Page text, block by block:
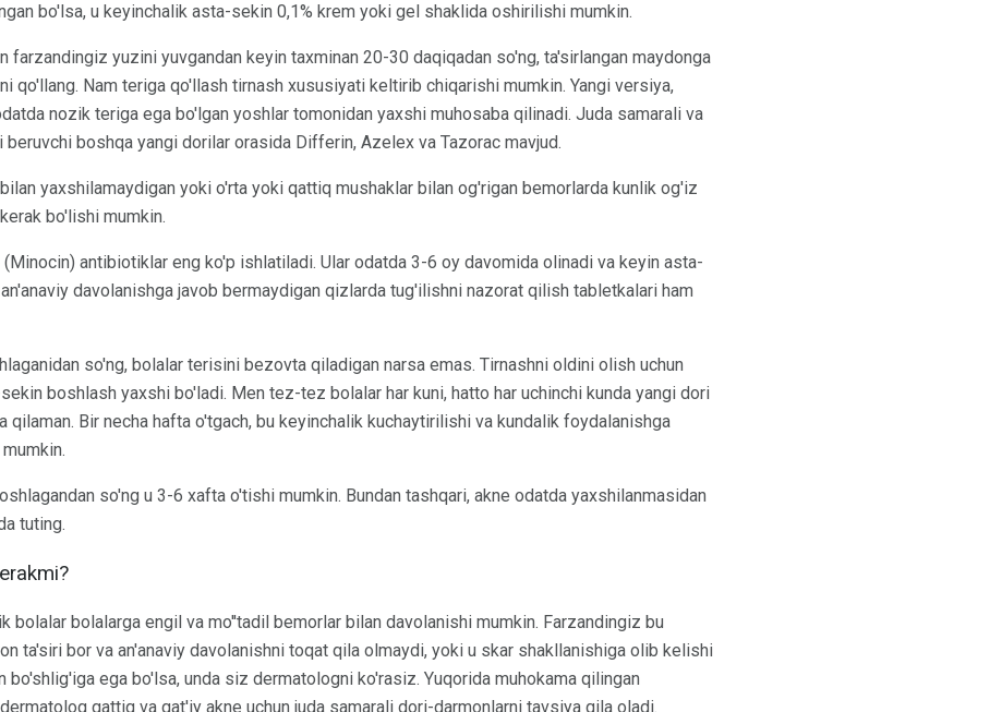
bo'lsa, u keyinchalik asta-sekin 0,1% krem ​​yoki gel shaklida oshirilishi mumkin.
farzandingiz yuzini yuvgandan keyin taxminan 20-30 daqiqadan so'ng, ta'sirlangan maydonga
qo'llang. Nam teriga qo'llash tirnash xususiyati keltirib chiqarishi mumkin. Yangi versiya,
nozik teriga ega bo'lgan yoshlar tomonidan yaxshi muhosaba qilinadi. Juda samarali va
boshqa yangi dorilar orasida Differin, Azelex va Tazorac mavjud.
yaxshilamaydigan yoki o'rta yoki qattiq mushaklar bilan og'rigan bemorlarda kunlik og'iz
bo'lishi mumkin.
antibiotiklar eng ko'p ishlatiladi. Ular odatda 3-6 oy davomida olinadi va keyin asta-
davolanishga javob bermaydigan qizlarda tug'ilishni nazorat qilish tabletkalari ham
so'ng, bolalar terisini bezovta qiladigan narsa emas. Tirnashni oldini olish uchun
boshlash yaxshi bo'ladi. Men tez-tez bolalar har kuni, hatto har uchinchi kunda yangi dori
Bir necha hafta o'tgach, bu keyinchalik kuchaytirilishi va kundalik foydalanishga
so'ng u 3-6 xafta o'tishi mumkin. Bundan tashqari, akne odatda yaxshilanmasidan
tuting.
bolalar bolalarga engil va mo''tadil bemorlar bilan davolanishi mumkin. Farzandingiz bu
ta'siri bor va an'anaviy davolanishni toqat qila olmaydi, yoki u skar shakllanishiga olib kelishi
bo'shlig'iga ega bo'lsa, unda siz dermatologni ko'rasiz. Yuqorida muhokama qilingan
qattiq va qat'iy akne uchun juda samarali dori-darmonlarni tavsiya qila oladi.